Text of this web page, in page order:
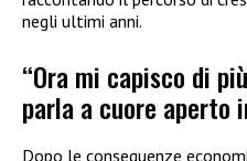
negli ultimi anni.
“Ora mi capisco di
parla a cuore aperto
Dopo le conseguenze